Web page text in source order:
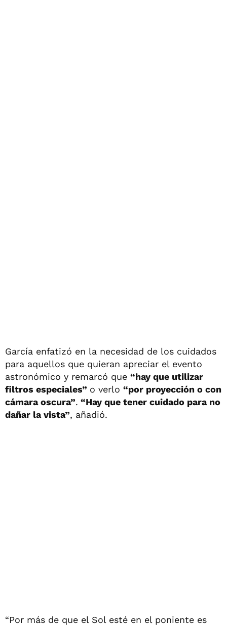
García enfatizó en la necesidad de los cuidados
para aquellos que quieran apreciar el evento
astronómico y remarcó que “hay que utilizar
filtros especiales” o verlo “por proyección o con
cámara oscura”. “Hay que tener cuidado para no
dañar la vista”, añadió.
“Por más de que el Sol esté en el poniente es